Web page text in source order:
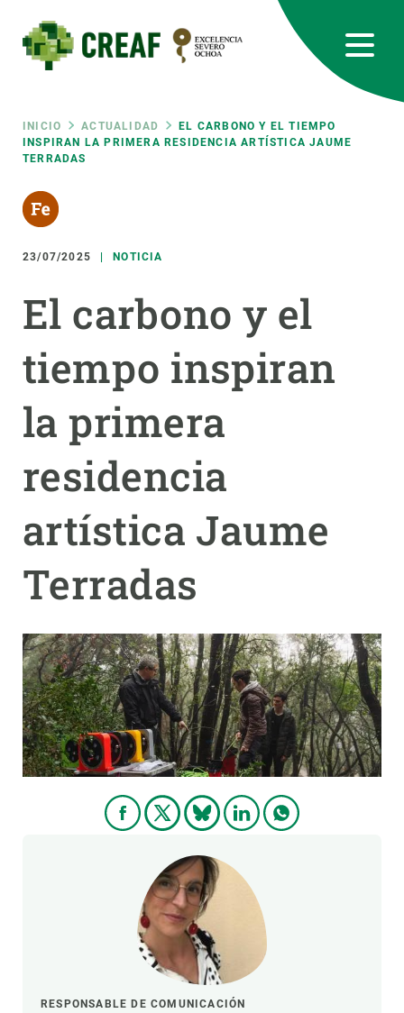
contenido
principal
Ruta
de
navegación
INICIO ACTUALIDAD
EL CARBONO Y EL TIEMPO
INSPIRAN LA PRIMERA RESIDENCIA ARTÍSTICA JAUME
TERRADAS
23/07/2025 NOTICIA
El carbono y el
tiempo inspiran
la primera
residencia
artística Jaume
Terradas
RESPONSABLE DE COMUNICACIÓN
RRSS
Featured
responsive
Responsive
menu
INVESTIGACIÓN
CIENCIA EN ACCIÓN
PARTICIPA
NOTICIAS Y AGENDA